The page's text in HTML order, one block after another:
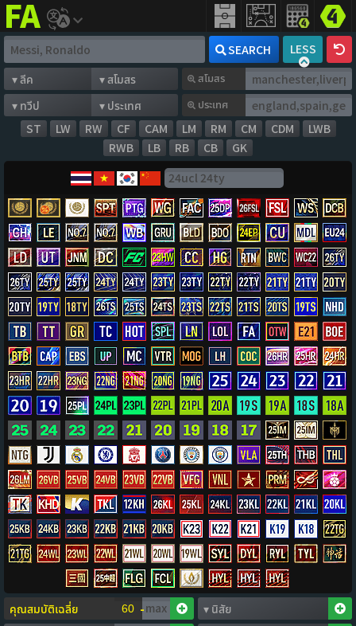
FIFAaddict SEARCH LESS
สโมสร
ประเทศ
ST LW RW CF CAM LM RM CM CDM
LWB
RWB
LB RB CB GK
-